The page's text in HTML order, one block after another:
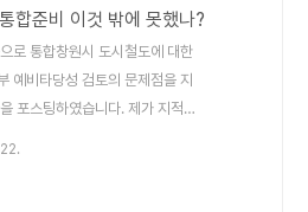
합준비 이것 밖에 못했나?
로 통합창원시 도시철도에 대한
예비타당성 검토의 문제점을 지
포스팅하였습니다. 제가 지적한